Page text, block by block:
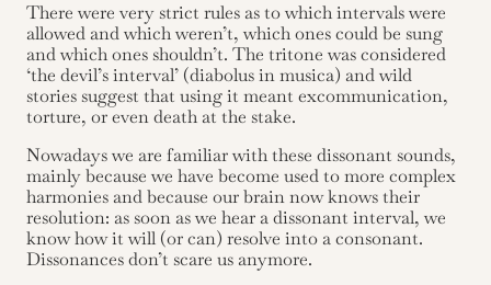
There were very strict rules as to which intervals were
allowed and which weren’t, which ones could be sung
and which ones shouldn’t. The tritone was considered
‘the devil’s interval’ (diabolus in musica) and wild
stories suggest that using it meant excommunication,
torture, or even death at the stake.
Nowadays we are familiar with these dissonant sounds,
mainly because we have become used to more complex
harmonies and because our brain now knows their
resolution: as soon as we hear a dissonant interval, we
know how it will (or can) resolve into a consonant.
Dissonances don’t scare us anymore.